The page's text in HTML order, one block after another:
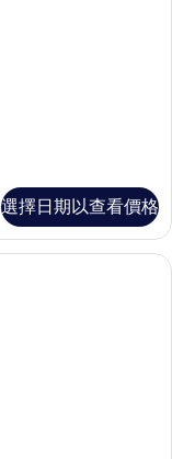
選擇日期以查看價格
客房內保險箱、遮光布/窗